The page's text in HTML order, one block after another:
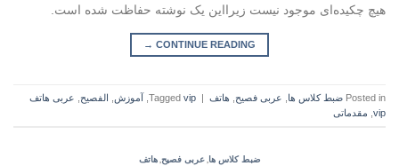
هیچ چکیده‌ای موجود نیست زیرا‌این یک نوشته حفاظت شده است.
CONTINUE READING
→
Posted in ضبط کلاس ها عربی فصیح هاتف |
Tagged vip آموزش الفصيح
عربی هاتف
vip مقدماتی
ضبط کلاس ها عربی فصیح هاتف